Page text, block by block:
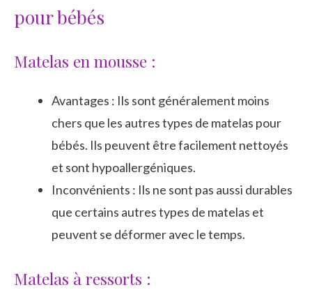
pour bébés
Matelas en mousse :
Avantages : Ils sont généralement moins
chers que les autres types de matelas pour
bébés. Ils peuvent être facilement nettoyés
et sont hypoallergéniques.
Inconvénients : Ils ne sont pas aussi durables
que certains autres types de matelas et
peuvent se déformer avec le temps.
Matelas à ressorts :